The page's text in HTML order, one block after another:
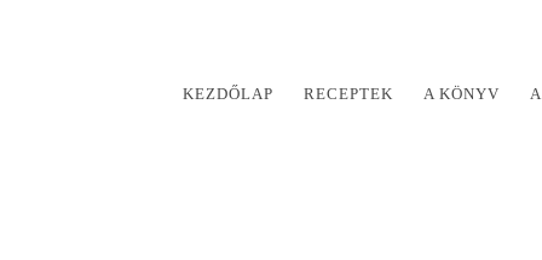
KEZDŐLAP RECEPTEK A KÖNYV